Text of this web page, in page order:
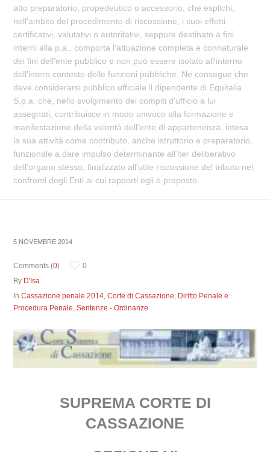
atto preparatorio, propedeutico o accessorio, che esplichi,
nell'ambito del procedimento di riscossione, i suoi effetti
certificativi, valutativi o autoritativi, seppure destinato a fini
interni alla p.a., comporta l'attuazione completa e connaturale
dei fini dell'ente pubblico e non può essere isolato all'interno
dell'intero contesto delle funzioni pubbliche. Ne consegue che
deve considerarsi pubblico ufficiale il dipendente di Equitalia
S.p.a. che, nello svolgimento dei compiti d’ufficio a lui
assegnati, contribuisce in modo univoco alla formazione e
manifestazione della volontà dell'ente di appartenenza, intesa
la sua attività come contributo, anche istruttorio e preparatorio,
funzionale a dare impulso determinante all'iter deliberativo
dell'organo stesso, finalizzato all'utile riscossione del tributo nei
confronti degli Enti ai cui rapporti egli è preposto.
5 NOVEMBRE 2014
Comments (0)
0
By D'Isa
InCassazione penale 2014,Corte di Cassazione, Diritto Penale e
Procedura Penale,Sentenze - Ordinanze
SUPREMA CORTE DI
CASSAZIONE